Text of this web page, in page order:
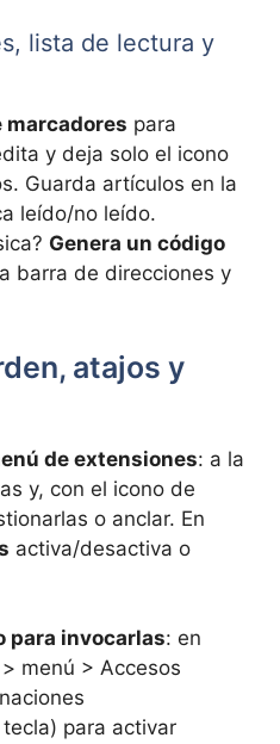
lista de lectura y
marcadores para
y deja solo el icono
Guarda artículos en la
leído/no leído.
Genera un código
barra de direcciones y
atajos y
de extensiones: a la
y, con el icono de
o anclar. En
activa/desactiva o
para invocarlas: en
menú > Accesos
para activar